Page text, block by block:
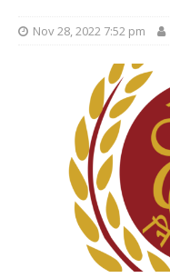
Nov 28, 2022 7:52 pm